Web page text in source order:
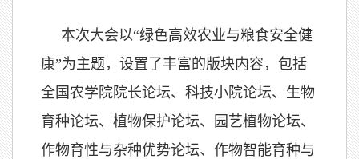
本次大会以“绿色高效农业与粮食安全健
康”为主题，设置了丰富的版块内容，包括
全国农学院院长论坛、科技小院论坛、生物
育种论坛、植物保护论坛、园艺植物论坛、
作物育性与杂种优势论坛、作物智能育种与